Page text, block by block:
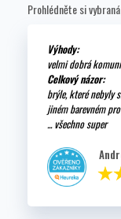
Prohlédněte si
Výhody:
velmi dobrá
Celkový názor:
brýle, které nebyly
jiném barevném
... všechno super